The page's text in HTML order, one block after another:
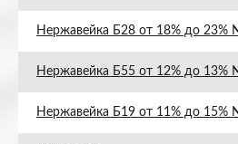
Нержавейка Б28 от 18% до 23%
Нержавейка Б55 от 12% до 13%
Нержавейка Б19 от 11% до 15%